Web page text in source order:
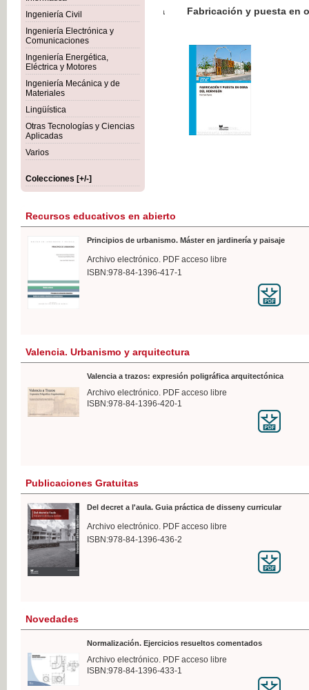
Ingeniería Civil
Ingeniería Electrónica y
Comunicaciones
Ingeniería Energética,
Eléctrica y Motores
Ingeniería Mecánica y de
Materiales
Lingüística
Otras Tecnologías y Ciencias
Aplicadas
Varios
Colecciones [+/-]
Botánica Agroalimentaria
Recursos educativos en abierto
Principios de urbanismo. Máster en jardinería y paisaje
Archivo electrónico. PDF acceso libre
ISBN:978-84-1396-417-1
Valencia. Urbanismo y arquitectura
Valencia a trazos: expresión poligráfica arquitectónica
Archivo electrónico. PDF acceso libre
ISBN:978-84-1396-420-1
Publicaciones Gratuitas
Del decret a l'aula. Guia práctica de disseny curricular
Archivo electrónico. PDF acceso libre
ISBN:978-84-1396-436-2
Novedades
Normalización. Ejercicios resueltos comentados
Archivo electrónico. PDF acceso libre
ISBN:978-84-1396-433-1